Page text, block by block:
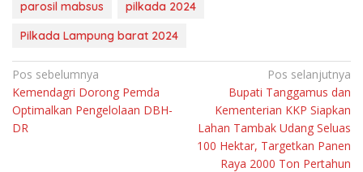
parosil mabsus
pilkada 2024
Pilkada Lampung barat 2024
Navigasi
pos
Pos sebelumnya
Kemendagri Dorong Pemda
Optimalkan Pengelolaan DBH-
DR
Pos selanjutnya
Bupati Tanggamus dan
Kementerian KKP Siapkan
Lahan Tambak Udang Seluas
100 Hektar, Targetkan Panen
Raya 2000 Ton Pertahun